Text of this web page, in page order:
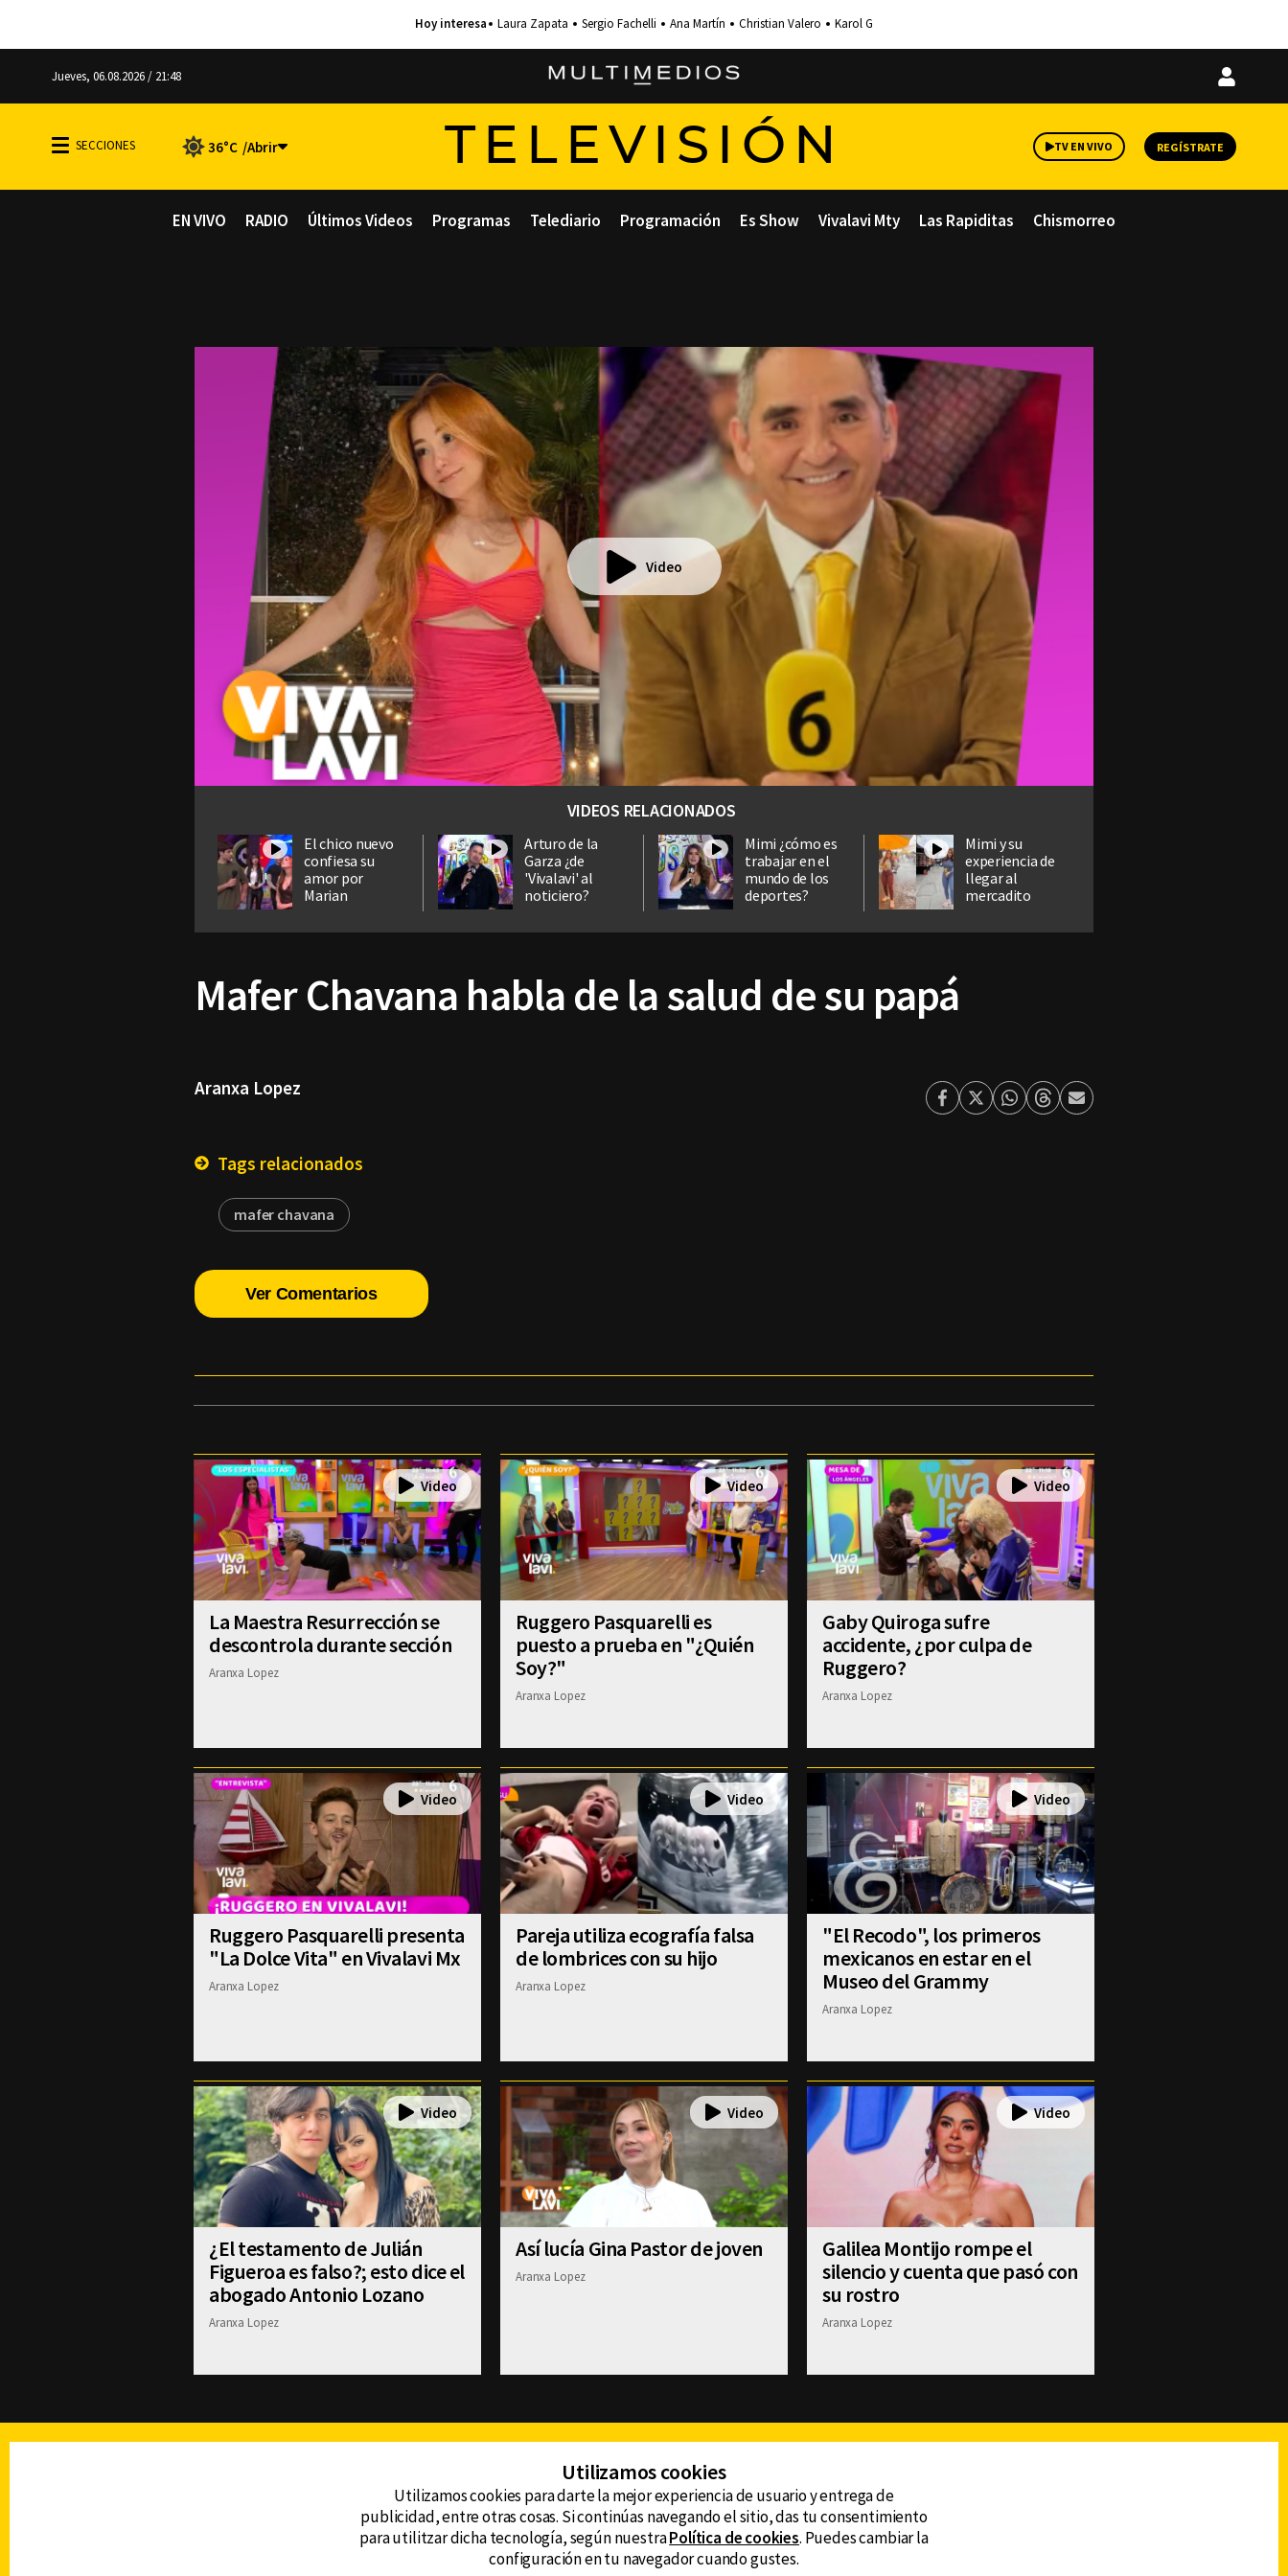
Laura Zapata Sergio Fachelli Ana Martín Christian Valero Karol G
Jueves, 06.08.2026 / 21:48
Iniciar
36°C TELEVISIÓN TV EN VIVO REGÍSTRATE
EN VIVO RADIO Últimos Videos Programas Telediario Programación Es Show Vivalavi Mty Las Rapiditas Chismorreo
Video
VIDEOS RELACIONADOS
El chico nuevo
confiesa su
amor por
Marian
Arturo de la
Garza ¿de
'Vivalavi' al
noticiero?
Mimi ¿cómo es
trabajar en el
mundo de los
deportes?
Mimi y su
experiencia de
llegar al
mercadito
Mafer Chavana habla de la salud de su papá
Aranxa Lopez
Facebook
TwitterWhatsapp
ThreadsEnviar
Tags relacionados
mafer chavana
Ver Comentarios
La Maestra Resurrección se
descontrola durante sección
Aranxa Lopez
Ruggero Pasquarelli es
puesto a prueba en "¿Quién
Soy?"
Aranxa Lopez
Gaby Quiroga sufre
accidente, ¿por culpa de
Ruggero?
Aranxa Lopez
Ruggero Pasquarelli presenta
"La Dolce Vita" en Vivalavi Mx
Aranxa Lopez
Pareja utiliza ecografía falsa
de lombrices con su hijo
Aranxa Lopez
"El Recodo", los primeros
mexicanos en estar en el
Museo del Grammy
Aranxa Lopez
¿El testamento de Julián
Figueroa es falso?; esto dice el
abogado Antonio Lozano
Aranxa Lopez
Así lucía Gina Pastor de joven
Aranxa Lopez
Galilea Montijo rompe el
silencio y cuenta que pasó con
su rostro
Aranxa Lopez
DERECHOS RESERVADOS © CANAL 6 2026
Prohibida la reproducción total o parcial, incluyendo
CONTACTO
AVISO DE PRIVACIDAD
AVISO LEGAL
Utilizamos cookies
Utilizamos cookies para darte la mejor experiencia de usuario y entrega de
publicidad, entre otras cosas. Si continúas navegando el sitio, das tu consentimiento
para utilitzar dicha tecnología, según nuestraPolítica de cookies. Puedes cambiar la
configuración en tu navegador cuando gustes.